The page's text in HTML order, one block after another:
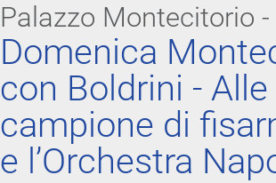
Palazzo Montecitorio
Domenica
con Boldrini -
campione di
e l’Orchestra